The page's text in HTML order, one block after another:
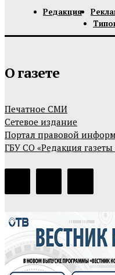
Редакция
О газете
Печатное СМИ
Сетевое издание
Портал правовой
ГБУ СО «Редакция газеты